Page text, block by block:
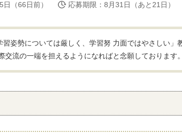
日（66日前） 応募期限 ：8月31日（あと21日）
姿勢については厳しく、学習努 力面ではやさしい」
交流の一端を担えるようになればと念願しております